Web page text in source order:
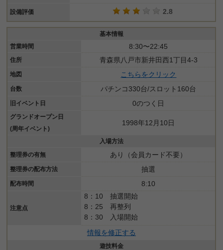
設備評価 2.8
基本情報
営業時間
8:30〜22:45
住所 青森県八戸市新井田西1丁目4-3
地図 こちらをクリック
台数 パチンコ330台/スロット160台
旧イベント日 0のつく日
グランドオープン日
(周年イベント)
1998年12月10日
入場方法
整理券の有無
あり（会員カード不要）
整理券の配布方法 抽選
配布時間 8:10
注意点
8：10 抽選開始
8：25 再整列
8：30 入場開始
情報を修正する
遊技料金